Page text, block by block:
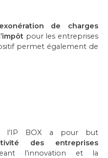
exonération de charges
pour les entreprises
permet également de
l’IP BOX a pour but
des entreprises
l’innovation et la